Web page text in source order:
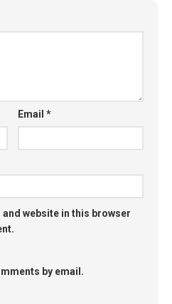
Email*
and website in this browser
by email.